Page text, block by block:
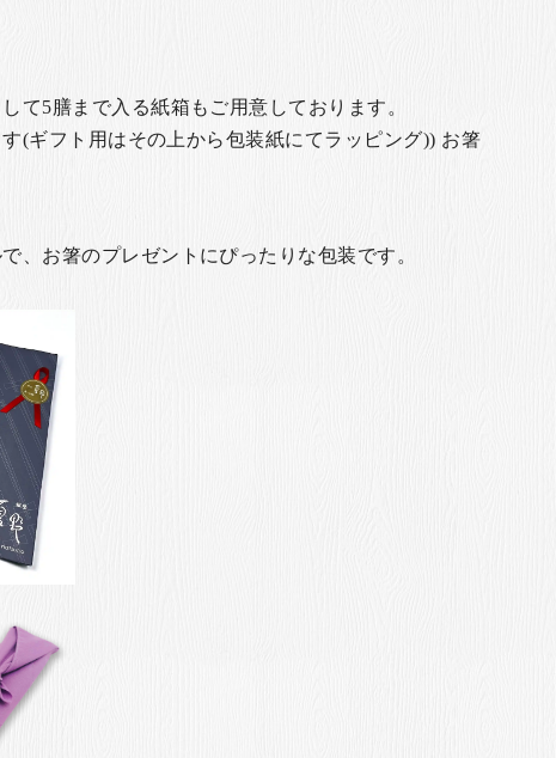
て5膳まで入る紙箱もご用意しております。
(ギフト用はその上から包装紙にてラッピング)) お箸
、お箸のプレゼントにぴったりな包装です。